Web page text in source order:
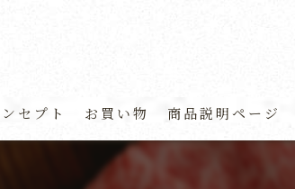
セプト お買い物 商品説明ページ